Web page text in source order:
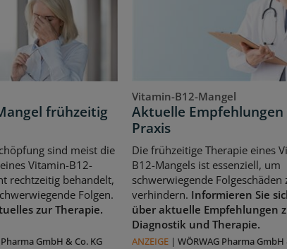
frühzeitig
sind meist die
Vitamin-B12-
rechtzeitig behandelt,
Folgen.
zur Therapie.
GmbH & Co. KG
Vitamin-B12-Mangel
Aktuelle
Praxis
Die frühzeitige Therapie eines
B12-Mangels ist essenziell, um
schwerwiegende Folgeschäden
verhindern. Informieren Sie
über aktuelle Empfehlungen
Diagnostik und Therapie.
ANZEIGE |WÖRWAG Pharma GmbH